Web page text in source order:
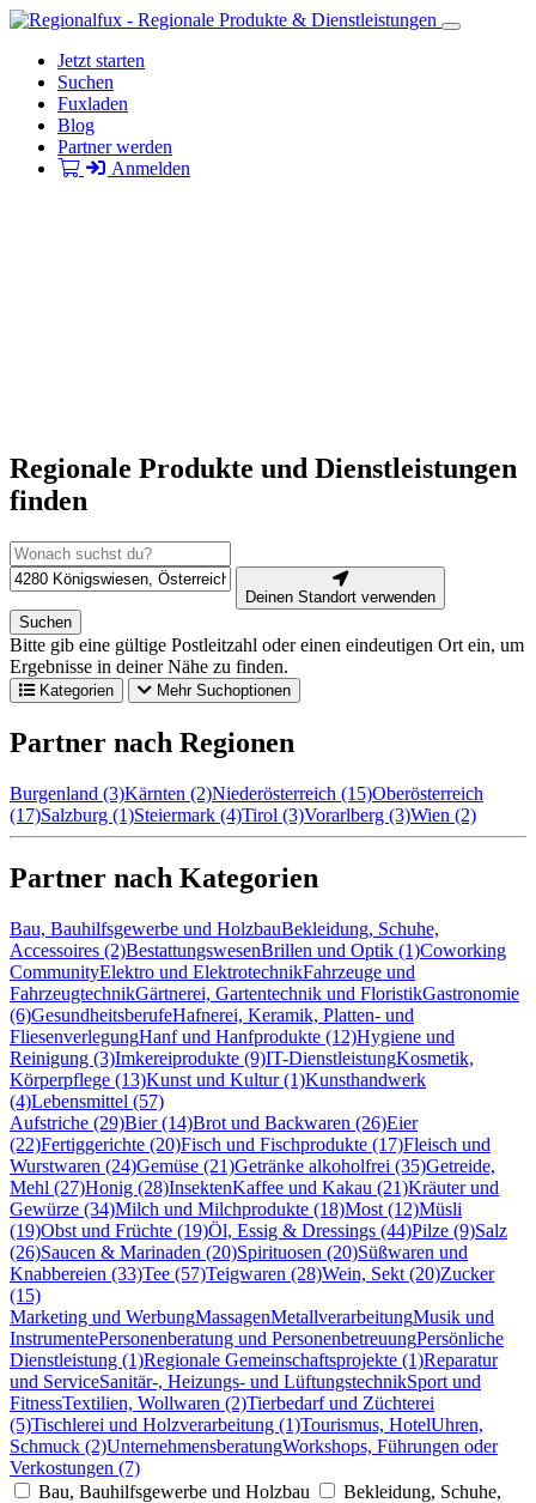
Jetzt starten
Suchen
Fuxladen
Blog
Partner werden
Anmelden
Regionale Produkte und Dienstleistungen
finden
Deinen Standort verwenden
Suchen
Bitte gib eine gültige Postleitzahl oder einen eindeutigen Ort ein, um
Ergebnisse in deiner Nähe zu finden.
Kategorien Mehr Suchoptionen
Partner nach Regionen
Burgenland (3)Kärnten (2)Niederösterreich (15)Oberösterreich
(17)Salzburg (1)Steiermark (4)Tirol (3)Vorarlberg (3)Wien (2)
Partner nach Kategorien
Bau, Bauhilfsgewerbe und HolzbauBekleidung, Schuhe,
Accessoires (2)BestattungswesenBrillen und Optik (1)Coworking
CommunityElektro und ElektrotechnikFahrzeuge und
FahrzeugtechnikGärtnerei, Gartentechnik und FloristikGastronomie
(6)GesundheitsberufeHafnerei, Keramik, Platten- und
FliesenverlegungHanf und Hanfprodukte (12)Hygiene und
Reinigung (3)Imkereiprodukte (9)IT-DienstleistungKosmetik,
Körperpflege (13)Kunst und Kultur (1)Kunsthandwerk
(4)Lebensmittel (57)
Aufstriche (29)Bier (14)Brot und Backwaren (26)Eier
(22)Fertiggerichte (20)Fisch und Fischprodukte (17)Fleisch und
Wurstwaren (24)Gemüse (21)Getränke alkoholfrei (35)Getreide,
Mehl (27)Honig (28)InsektenKaffee und Kakau (21)Kräuter und
Gewürze (34)Milch und Milchprodukte (18)Most (12)Müsli
(19)Obst und Früchte (19)Öl, Essig & Dressings (44)Pilze (9)Salz
(26)Saucen & Marinaden (20)Spirituosen (20)Süßwaren und
Knabbereien (33)Tee (57)Teigwaren (28)Wein, Sekt (20)Zucker
(15)
Marketing und WerbungMassagenMetallverarbeitungMusik und
InstrumentePersonenberatung und PersonenbetreuungPersönliche
Dienstleistung (1)Regionale Gemeinschaftsprojekte (1)Reparatur
und ServiceSanitär-, Heizungs- und LüftungstechnikSport und
FitnessTextilien, Wollwaren (2)Tierbedarf und Züchterei
(5)Tischlerei und Holzverarbeitung (1)Tourismus, HotelUhren,
Schmuck (2)UnternehmensberatungWorkshops, Führungen oder
Verkostungen (7)
Bau, Bauhilfsgewerbe und Holzbau
Bekleidung, Schuhe,